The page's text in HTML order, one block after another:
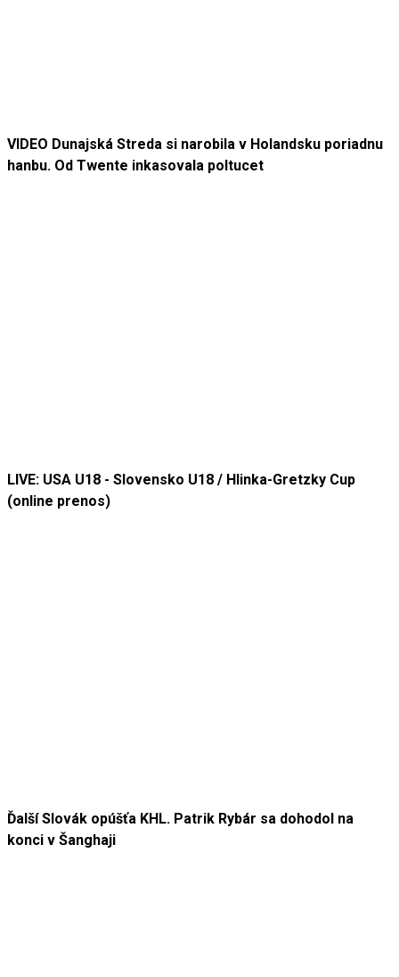
VIDEO Dunajská Streda si narobila v Holandsku poriadnu
hanbu. Od Twente inkasovala poltucet
LIVE: USA U18 - Slovensko U18 / Hlinka-Gretzky Cup
(online prenos)
Ďalší Slovák opúšťa KHL. Patrik Rybár sa dohodol na
konci v Šanghaji